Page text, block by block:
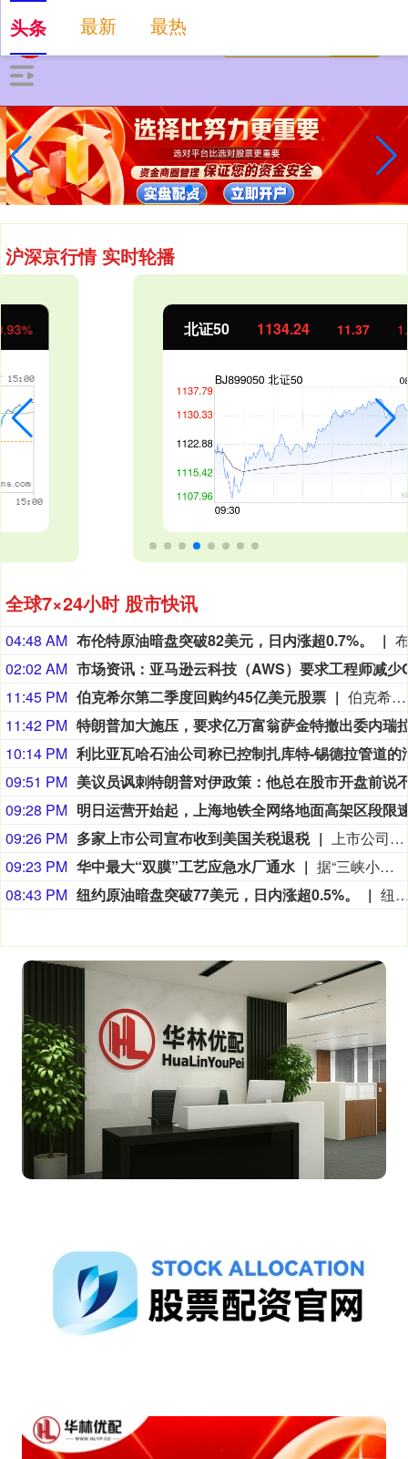
沪深京行情 实时轮播
1134.24 11.37 1.01%
全球7×24小时 股市快讯
04:48 AM 布伦特原油暗盘突破82美元，日内涨超0.7%。
02:02 AM
11:45 PM 伯克希尔第二季度回购约45亿美元股票
伯克希尔第二季度斥资约45亿美元回购自身股票，并在期内买入近200亿美元股票，显示首席执行官阿贝尔正将公司庞大的现金储备更多投入市场。 伯克希尔第一季度开始回购股票，为一年多来的首次。阿贝尔今年早些时候表示，公司重新启动回购，是因为管理层认为股票的“内在价值”高于其市场价格。 CFRA Research分析师Cathy Seifert表示：“投资者会受到回购举措的鼓舞。这也是Greg接掌公司并彰显其主导地位的一种方式。” 此次股票回购为股东带来了自2021年以来规模最大的季度资本回报。伯克希尔第二季度现金储备降至3655亿美元，低于前一季度的约3970亿美元。
11:42 PM
10:14 PM
09:51 PM
09:28 PM
09:26 PM 多家上市公司宣布收到美国关税退税
上市公司公告显示，自7月以来，多家公司宣布已经收到美国关税退税。根据美国最高法院今年2月裁定，《国际紧急经济权力法》不授权总统征收大规模关税。美国国际贸易法院随后下令海关办理相关退款。海关与边境保护局4月20日启动第一阶段退款工作，首批退款于5月11日前后发放。美国海关与边境保护局官员本月4日披露的信息显示，截至7月底，该部门已处理完毕约1000亿美元关税的退款流程并把相关信息提供给财政部用于付款。（中新社）
09:23 PM 华中最大“双膜”工艺应急水厂通水
据“三峡小微”公众号消息，8月8日，由三峡集团所属长江环保集团、武汉市水务集团等共同投资建设的华中地区规模最大的“双膜”工艺应急水厂——武汉梁子湖应急水厂并网通水，标志着武汉市江南区域正式构建起“一江一湖”双水源互为备援、灵活调度的供水新格局，为片区660万市民用水安全提供坚实保障。
08:43 PM 纽约原油暗盘突破77美元，日内涨超0.5%。 纽约原油暗盘突破77美元
头条 最新 最热